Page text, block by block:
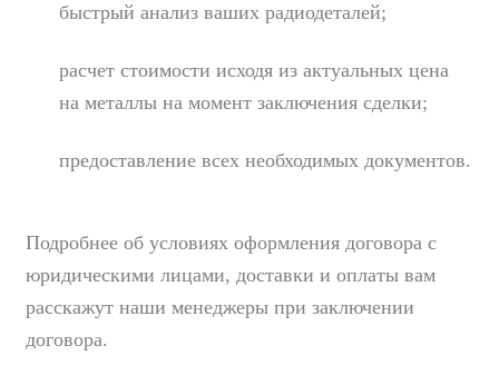
быстрый анализ ваших радиодеталей;
расчет стоимости исходя из актуальных цена
на металлы на момент заключения сделки;
предоставление всех необходимых документов.
Подробнее об условиях оформления договора с
юридическими лицами, доставки и оплаты вам
расскажут наши менеджеры при заключении
договора.